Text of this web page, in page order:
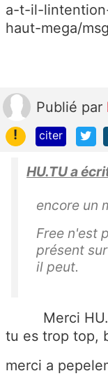
a-t-il-
haut-mega/
Publié par
!
citer
HU.TU a
encore un
Free n'est
présent
il peut.
Merci
tu es trop top,
merci a